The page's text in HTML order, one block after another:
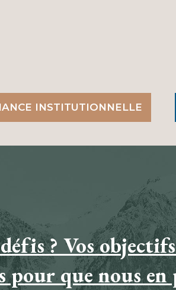
INSTITUTIONNELLE
? Vos
pour que nous en